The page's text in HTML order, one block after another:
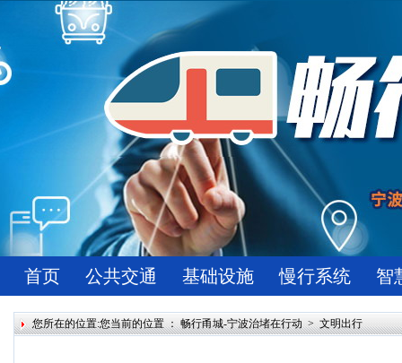
首页 公共交通 基础设施 慢行系统 智
您所在的位置:您当前的位置 ：畅行甬城-宁波治堵在行动>文明出行